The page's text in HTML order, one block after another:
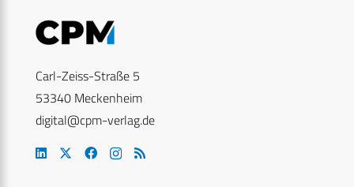
Carl-Zeiss-Straße 5
53340 Meckenheim
digital@cpm-verlag.de